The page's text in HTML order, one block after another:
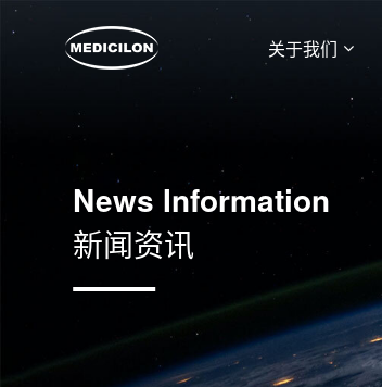
关于我们
News Information
新闻资讯